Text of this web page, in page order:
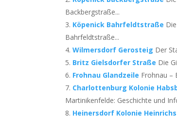
Backbergstraße...
Köpenick Bahrfeldtstraße
Bahrfeldtstraße...
Wilmersdorf Gerosteig Der
Britz Gielsdorfer Straße Die
Frohnau Glandzeile Frohnau –
Charlottenburg Kolonie
Martinikenfelde: Geschichte und
Heinersdorf Kolonie